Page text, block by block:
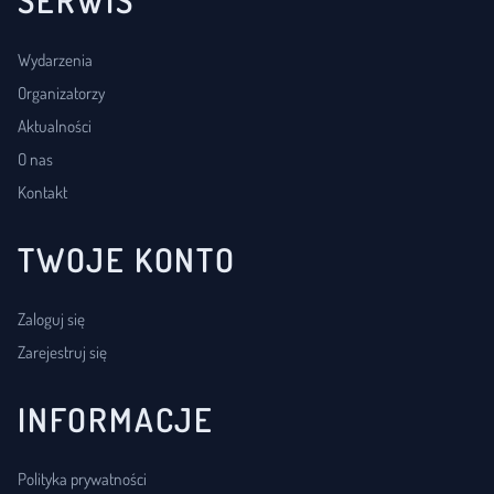
Wydarzenia
Organizatorzy
Aktualności
O nas
Kontakt
TWOJE KONTO
Zaloguj się
Zarejestruj się
INFORMACJE
Polityka prywatności